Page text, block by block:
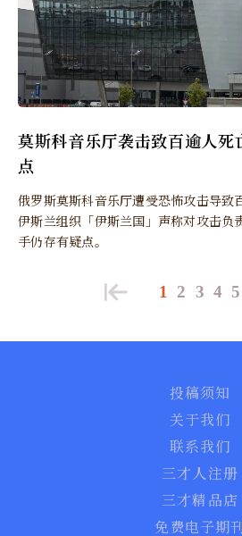
莫斯科音乐厅袭击致百逾人死
点
俄罗斯莫斯科音乐厅遭受恐怖攻击导致
伊斯兰组织「伊斯兰国」声称对攻击负
手仍存有疑点。
1 2 3 4 5
投稿须知
关于我们
联系我们
三才人注册
三才精品店
免费电子期